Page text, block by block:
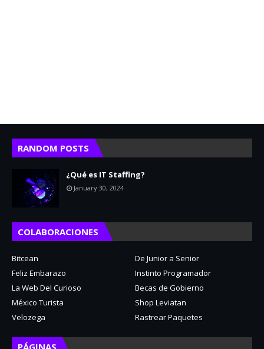
RANDOM POSTS
¿Qué es IT Staffing?
January 30, 2024
COLABORACIONES
Bitcean
De Junior a Senior
Feliz Embarazo
Instinto Programador
La Web Del Curioso
Becas de Gobierno
México Turista
Shop Leviatan
Velozega
Rastrear Paquetes
PÁGINAS